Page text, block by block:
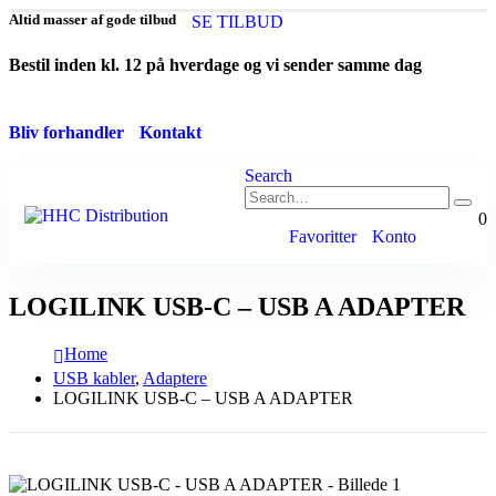
Altid masser af gode tilbud SE TILBUD
Bestil inden kl. 12 på hverdage og vi sender samme dag
Bliv forhandler Kontakt
Search
Favoritter Konto
0
LOGILINK USB-C – USB A ADAPTER
Home
USB kabler, Adaptere
LOGILINK USB-C – USB A ADAPTER